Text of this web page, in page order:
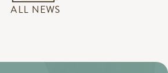
ALL NEWS